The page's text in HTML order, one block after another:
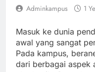
Adminkampus 1
Masuk ke dunia
awal yang sangat
Pada kampus,
dari berbagai aspek